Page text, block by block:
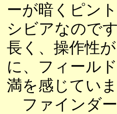
ーが暗くピン
シビアなので
長く、操作性
に、フィール
満を感じていま
ファインダ